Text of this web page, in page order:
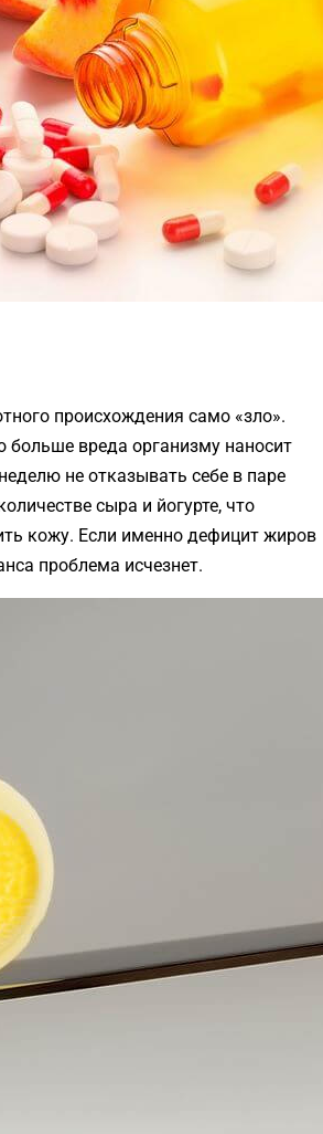
происхождения само «зло».
больше вреда организму наносит
не отказывать себе в паре
сыра и йогурте, что
кожу. Если именно дефицит жиров
проблема исчезнет.